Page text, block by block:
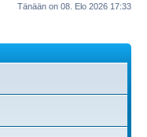
Tänään on 08. Elo 2026 17:33